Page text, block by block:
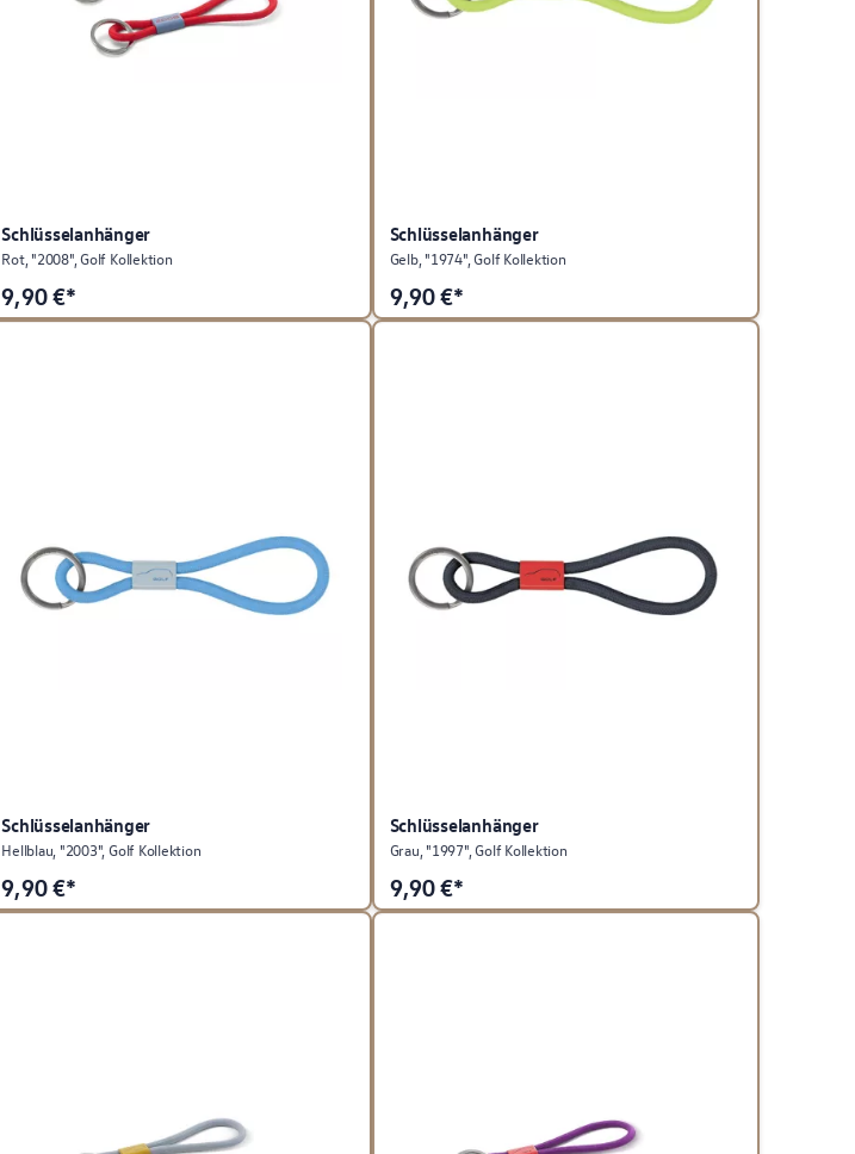
Schlüsselanhänger
Rot, "2008", Golf Kollektion
9,90€*
Schlüsselanhänger
Gelb, "1974", Golf Kollektion
9,90€*
Schlüsselanhänger
Hellblau, "2003", Golf Kollektion
9,90€*
Schlüsselanhänger
Grau, "1997", Golf Kollektion
9,90€*